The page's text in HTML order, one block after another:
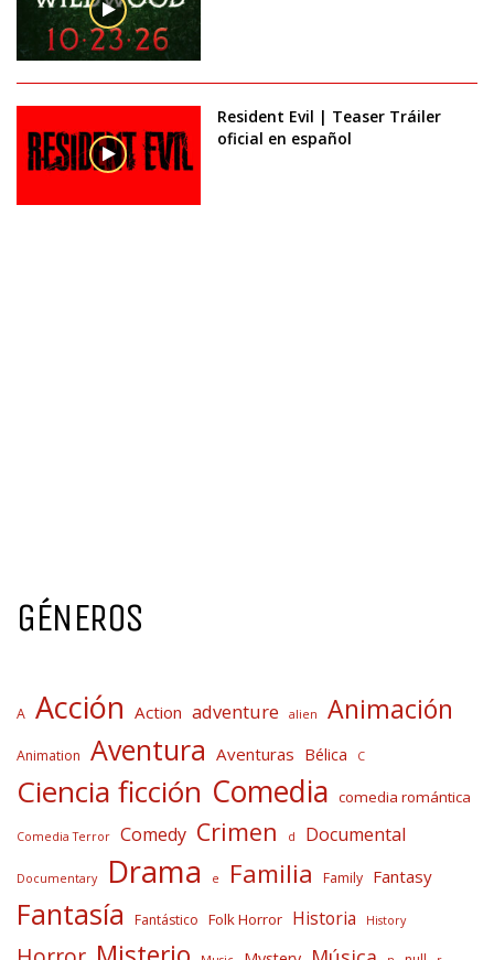
Resident Evil | Teaser Tráiler
oficial en español
GÉNEROS
A Acción Action adventure alien Animación
Animation Aventura Aventuras Bélica C
Ciencia ficción Comedia comedia romántica
Comedia Terror Comedy Crimen d Documental
Documentary Drama e Familia Family Fantasy
Fantasía Fantástico Folk Horror Historia History